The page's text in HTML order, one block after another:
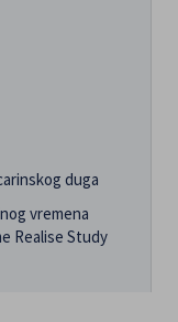
duga
vremena
Realise Study